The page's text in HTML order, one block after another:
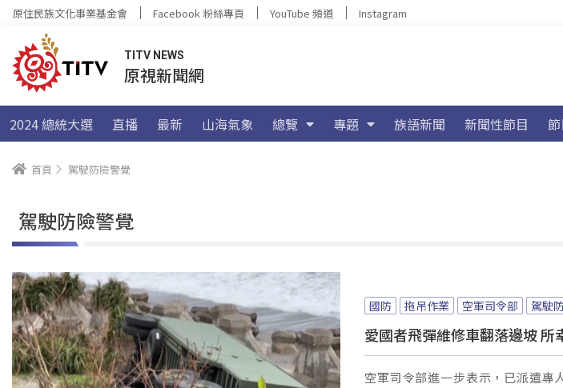
原住民族文化事業基金會 Facebook 粉絲專頁 YouTube 頻道 Instagram
TITV NEWS
原視新聞網
2024 總統大選 直播 最新 山海氣象 總覽 專題 族語新聞 新聞性節目
首頁 駕駛防險警覺
駕駛防險警覺
國防 拖吊作業 空軍司令部 駕駛
愛國者飛彈維修車翻落邊坡 所
空軍司令部進一步表示，已派遣專